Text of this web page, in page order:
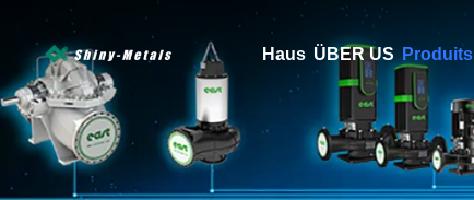
Haus ÜBER US Produits